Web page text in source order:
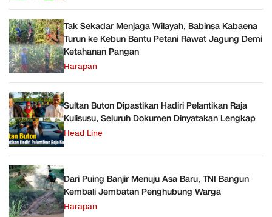
Tak Sekadar Menjaga Wilayah, Babinsa Kabaena
Turun ke Kebun Bantu Petani Rawat Jagung Demi
Ketahanan Pangan
Harapan
Sultan Buton Dipastikan Hadiri Pelantikan Raja
Kulisusu, Seluruh Dokumen Dinyatakan Lengkap
Head Line
Dari Puing Banjir Menuju Asa Baru, TNI Bangun
Kembali Jembatan Penghubung Warga
Harapan